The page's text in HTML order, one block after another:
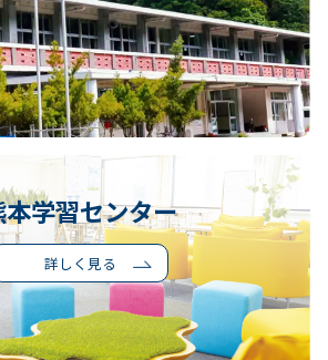
本学習センター
詳しく見る